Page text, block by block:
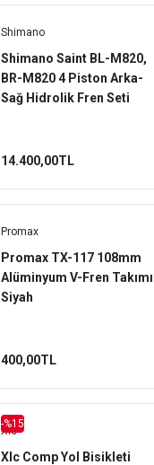
Shimano
Shimano Saint BL-M820,
BR-M820 4 Piston Arka-
Sağ Hidrolik Fren Seti
14.400,00TL
Promax
Promax TX-117 108mm
Alüminyum V-Fren Takımı
Siyah
400,00TL
-%15
Xlc
Xlc Comp Yol Bisikleti